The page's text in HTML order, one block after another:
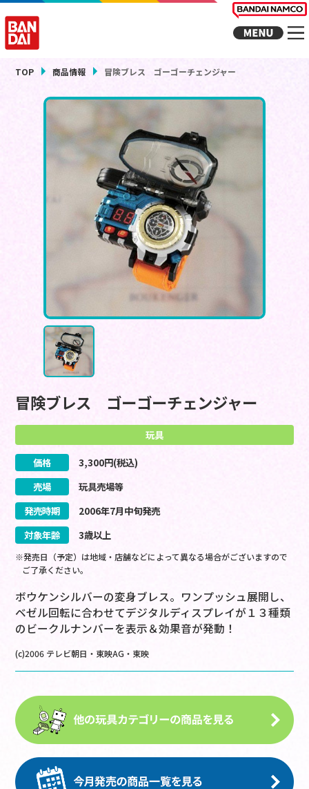
TOP 商品情報 冒険ブレス ゴーゴーチェンジャー
冒険ブレス ゴーゴーチェンジャー
玩具
価格 3,300円(税込)
売場
玩具売場等
発売時期
2006年7月中旬発売
対象年齢
3歳以上
※発売日（予定）は地域・店舗などによって異なる場合がございますので
ご了承ください。
ボウケンシルバーの変身ブレス。ワンプッシュ展開し、
ベゼル回転に合わせてデジタルディスプレイが１３種類
のビークルナンバーを表示＆効果音が発動！
(c)2006 テレビ朝日・東映AG・東映